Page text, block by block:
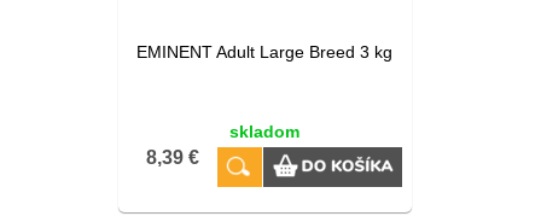
EMINENT Adult Large Breed 3 kg
skladom
8,39 €